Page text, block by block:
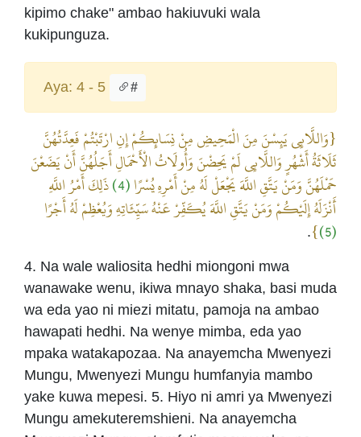
kipimo chake" ambao hakiuvuki wala
kukipunguza.
Aya: 4 - 5 #
{وَاللَّائِي يَئِسْنَ مِنَ الْمَحِيضِ مِنْ نِسَائِكُمْ إِنِ ارْتَبْتُمْ فَعِدَّتُهُنَّ
ثَلَاثَةُ أَشْهُرٍ وَاللَّائِي لَمْ يَحِضْنَ وَأُولَاتُ الْأَحْمَالِ أَجَلُهُنَّ أَنْ يَضَعْنَ
حَمْلَهُنَّ وَمَنْ يَتَّقِ اللَّهَ يَجْعَلْ لَهُ مِنْ أَمْرِهِ يُسْرًا(4) ذَلِكَ أَمْرُ اللَّهِ
أَنْزَلَهُ إِلَيْكُمْ وَمَنْ يَتَّقِ اللَّهَ يُكَفِّرْ عَنْهُ سَيِّئَاتِهِ وَيُعْظِمْ لَهُ أَجْرًا
(5)
}
.
4. Na wale waliosita hedhi miongoni mwa
wanawake wenu, ikiwa mnayo shaka, basi muda
wa eda yao ni miezi mitatu, pamoja na ambao
hawapati hedhi. Na wenye mimba, eda yao
mpaka watakapozaa. Na anayemcha Mwenyezi
Mungu, Mwenyezi Mungu humfanyia mambo
yake kuwa mepesi. 5. Hiyo ni amri ya Mwenyezi
Mungu amekuteremshieni. Na anayemcha